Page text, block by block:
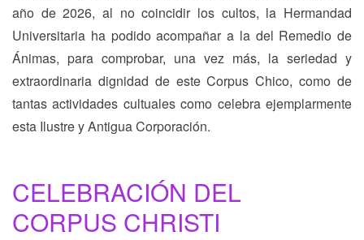
año de 2026, al no coincidir los cultos, la Hermandad
Universitaria ha podido acompañar a la del Remedio de
Ánimas, para comprobar, una vez más, la seriedad y
extraordinaria dignidad de este Corpus Chico, como de
tantas actividades cultuales como celebra ejemplarmente
esta Ilustre y Antigua Corporación.
CELEBRACIÓN DEL
CORPUS CHRISTI